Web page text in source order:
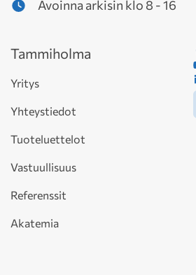
Avoinna arkisin klo 8 - 16
Tammiholma
Yritys
Yhteystiedot
Tuoteluettelot
Vastuullisuus
Referenssit
Akatemia